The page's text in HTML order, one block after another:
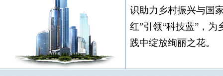
识助力乡村振兴与国
红”引领“科技蓝”，
践中绽放绚丽之花。